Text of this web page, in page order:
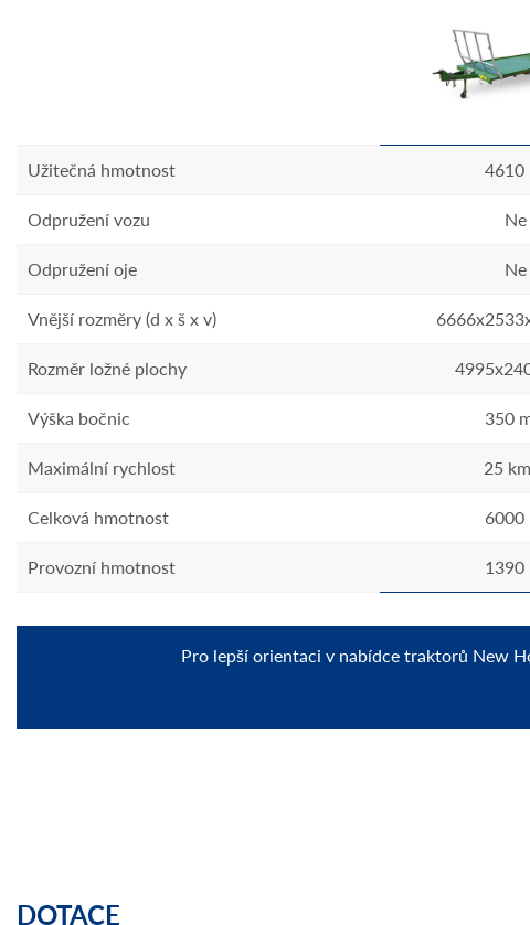
Užitečná hmotnost
Odpružení vozu
Odpružení oje
Vnější rozměry (d x š x v)
Rozměr ložné plochy
Výška bočnic
Maximální rychlost
Celková hmotnost
Provozní hmotnost
4610
Ne
Ne
350
25
6000
1390
Pro lepší orientaci v nabídce traktorů New
DOTACE